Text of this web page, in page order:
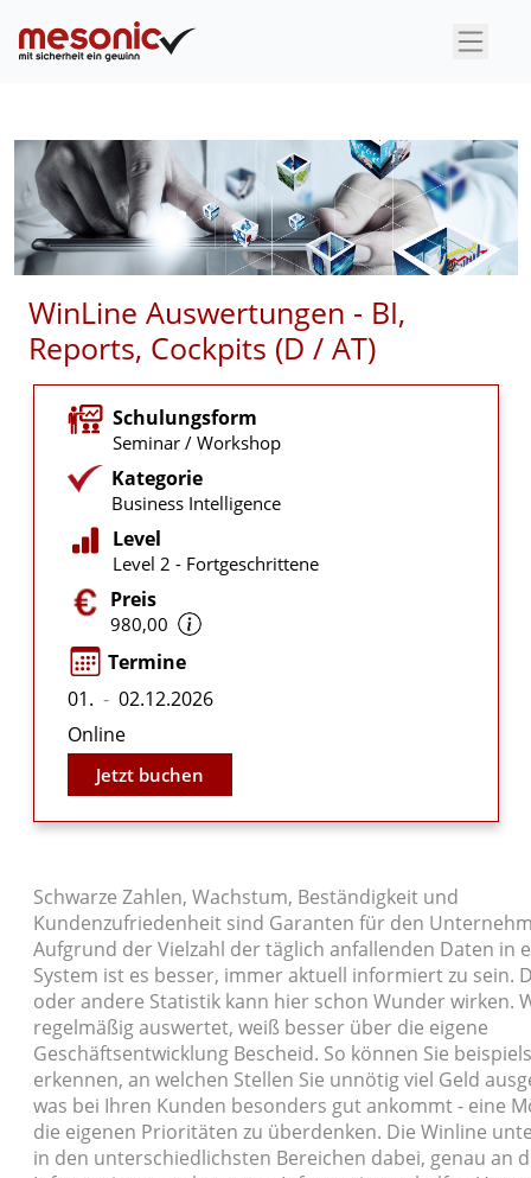
WinLine Auswertungen - BI,
Reports, Cockpits (D / AT)
Schulungsform
Seminar / Workshop
Kategorie
Business Intelligence
Level
Level 2 - Fortgeschrittene
Preis
980,00
Termine
01. - 02.12.2026
Online
Jetzt buchen
Schwarze Zahlen, Wachstum, Beständigkeit und
Kundenzufriedenheit sind Garanten für den
Aufgrund der Vielzahl der täglich anfallenden Daten in
System ist es besser, immer aktuell informiert zu sein.
oder andere Statistik kann hier schon Wunder wirken.
regelmäßig auswertet, weiß besser über die eigene
Geschäftsentwicklung Bescheid. So können Sie
erkennen, an welchen Stellen Sie unnötig viel Geld
was bei Ihren Kunden besonders gut ankommt - eine
die eigenen Prioritäten zu überdenken. Die Winline
in den unterschiedlichsten Bereichen dabei, genau an